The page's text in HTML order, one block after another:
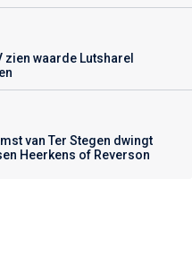
zien waarde Lutsharel
van Ter Stegen dwingt
Heerkens of Reverson